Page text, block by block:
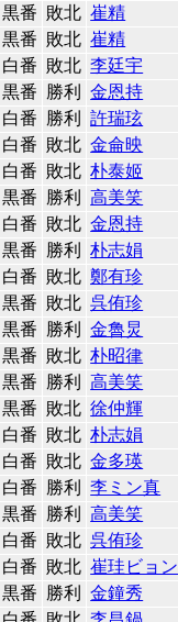
黒番 敗北 崔精
黒番 敗北 崔精
白番 敗北 李廷宇
黒番 勝利 金恩持
白番 勝利 許瑞玹
白番 敗北 金侖映
白番 敗北 朴泰姬
黒番 勝利 高美笑
白番 敗北 金恩持
黒番 勝利 朴志娟
白番 敗北 鄭有珍
黒番 敗北 呉侑珍
黒番 勝利 金魯炅
黒番 敗北 朴昭律
黒番 勝利 高美笑
黒番 敗北 徐仲輝
白番 敗北 朴志娟
白番 敗北 金多瑛
白番 勝利 李ミン真
黒番 勝利 高美笑
白番 敗北 呉侑珍
白番 敗北 崔珪ビョン
黒番 勝利 金鐘秀